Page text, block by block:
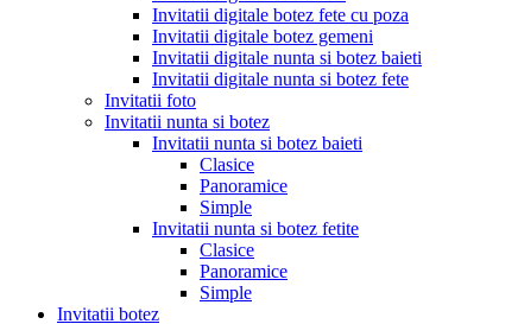
Invitatii digitale botez fete cu poza
Invitatii digitale botez gemeni
Invitatii digitale nunta si botez baieti
Invitatii digitale nunta si botez fete
Invitatii foto
Invitatii nunta si botez
Invitatii nunta si botez baieti
Clasice
Panoramice
Simple
Invitatii nunta si botez fetite
Clasice
Panoramice
Simple
Invitatii botez